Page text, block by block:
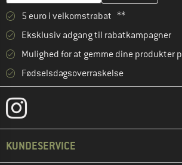
5 euro i velkomstrabat **
Eksklusiv adgang til rabatkampagner
Mulighed for at gemme dine produkter
Fødselsdagsoverraskelse
KUNDESERVICE